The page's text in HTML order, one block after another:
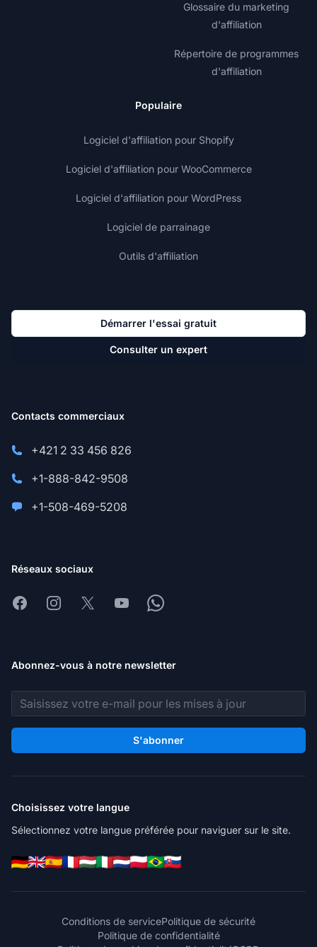
Glossaire du marketing
d'affiliation
Répertoire de programmes
d'affiliation
Populaire
Logiciel d'affiliation pour Shopify
Logiciel d'affiliation pour WooCommerce
Logiciel d'affiliation pour WordPress
Logiciel de parrainage
Outils d'affiliation
Démarrer l'essai gratuit
Consulter un expert
Contacts commerciaux
+421 2 33 456 826
+1-888-842-9508
+1-508-469-5208
Réseaux sociaux
FacebookInstagram
X YoutubeWhatsapp
Abonnez-vous à notre newsletter
Adresse e-mail
S'abonner
Choisissez votre langue
Sélectionnez votre langue préférée pour naviguer sur le site.
Conditions de servicePolitique de sécurité
Politique de confidentialité